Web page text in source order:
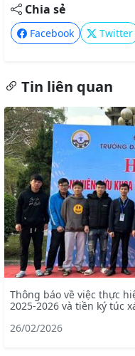
Chia sẻ
Facebook Twitter
Tin liên quan
Thông báo về việc thực
2025-2026 và tiền ký túc
26/02/2026